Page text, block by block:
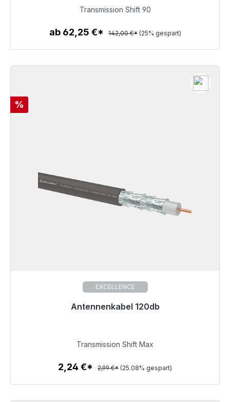
Zum Artikel
Transmission Shift 90
ab 62,25 €* 142,00 €* (25% gespart)
Rabatt
%
EXCELLENCE
Antennenkabel 120db
Sofort versandfertig, Lieferzeit 48h*
Zum Artikel
Transmission Shift Max
2,24 €* 2,99 €* (25.08% gespart)